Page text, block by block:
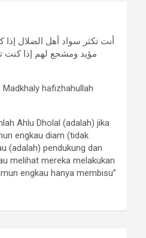
أنت تكثر سواد أهل الضلال
مؤيد ومشجع لهم إذا كنت
Madkhaly hafizhahullah
Ahlu Dholal (adalah) jika
engkau diam (tidak
(adalah) pendukung dan
melihat mereka melakukan
engkau hanya membisu”